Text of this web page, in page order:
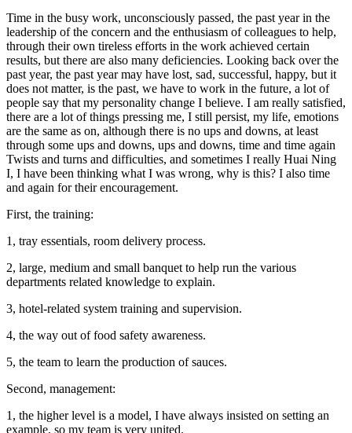
Time in the busy work, unconsciously passed, the past year in the
leadership of the concern and the enthusiasm of colleagues to help,
through their own tireless efforts in the work achieved certain
results, but there are also many deficiencies. Looking back over the
past year, the past year may have lost, sad, successful, happy, but it
does not matter, is the past, we have to work in the future, a lot of
people say that my personality change I believe. I am really satisfied,
there are a lot of things pressing me, I still persist, my life, emotions
are the same as on, although there is no ups and downs, at least
through some ups and downs, ups and downs, time and time again
Twists and turns and difficulties, and sometimes I really Huai Ning
I, I have been thinking what I was wrong, why is this? I also time
and again for their encouragement.
First, the training:
1, tray essentials, room delivery process.
2, large, medium and small banquet to help run the various
departments related knowledge to explain.
3, hotel-related system training and supervision.
4, the way out of food safety awareness.
5, the team to learn the production of sauces.
Second, management:
1, the higher level is a model, I have always insisted on setting an
example, so my team is very united.